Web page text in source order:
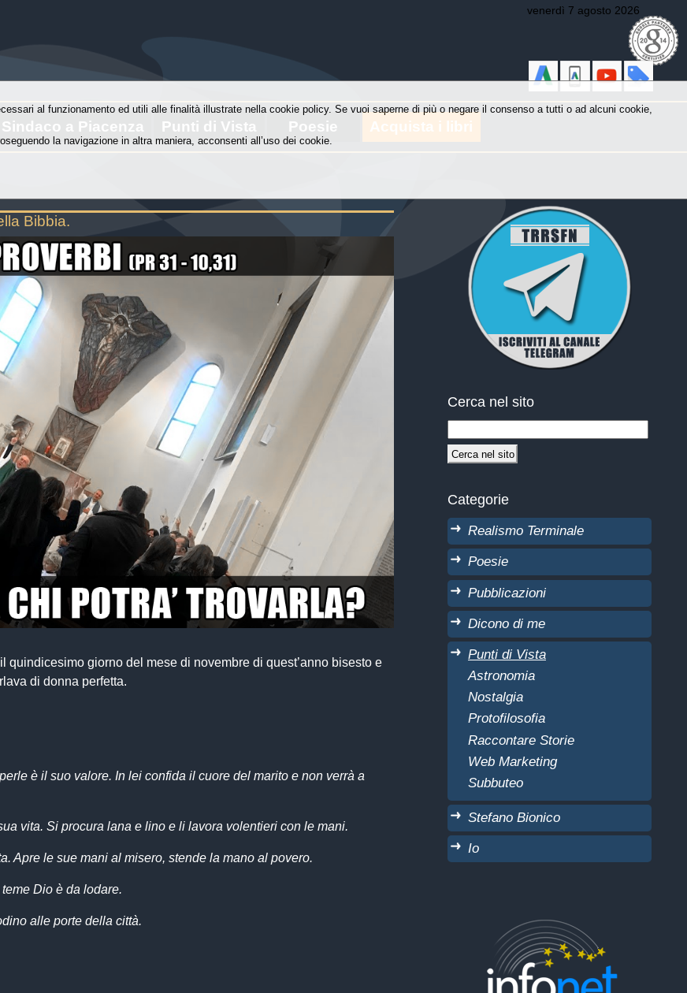
venerdì 7 agosto 2026
a Piacenza Punti di Vista Poesie Acquista i libri
Bibbia.
giorno del mese di novembre di quest’anno bisesto e
di donna perfetta.
è il suo valore. In lei confida il cuore del marito e non verrà a
vita. Si procura lana e lino e li lavora volentieri con le mani.
Apre le sue mani al misero, stende la mano al povero.
Dio è da lodare.
alle porte della città.
Cerca nel sito
Categorie
Realismo Terminale
Poesie
Pubblicazioni
Dicono di me
Punti di Vista
Astronomia
Nostalgia
Protofilosofia
Raccontare Storie
Web Marketing
Subbuteo
Stefano Bionico
Io
al funzionamento ed utili alle finalità illustrate nella cookie policy. Se vuoi saperne di più o negare il consenso a tutti o ad alcuni cookie,
la navigazione in altra maniera, acconsenti all’uso dei cookie.